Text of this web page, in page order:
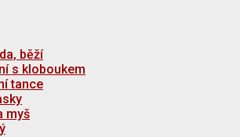
běží
s kloboukem
tance
myš